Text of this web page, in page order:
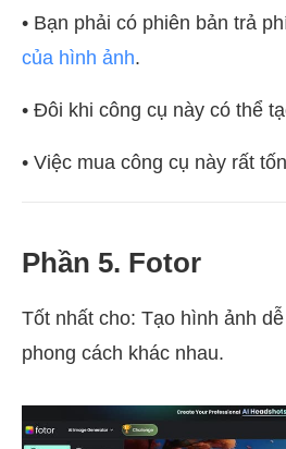
• Bạn phải có phiên bản trả
của hình ảnh.
• Đôi khi công cụ này có thể
• Việc mua công cụ này rất
Phần 5. Fotor
Tốt nhất cho: Tạo hình ảnh
phong cách khác nhau.